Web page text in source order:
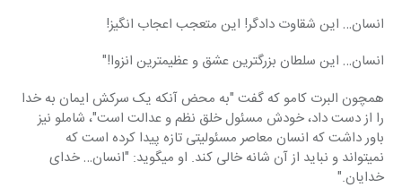
انسان… این شقاوت دادگر! این متعجب اعجاب انگیز!
انسان… این سلطان بزرگترین عشق و عظیمترین انزوا!"
همچون البرت کامو که گفت "به محض آنکه یک سرکش ایمان به خدا
را از دست داد، خودش مسئول خلق نظم و عدالت است"، شاملو نیز
باور داشت که انسان معاصر مسئولیتی تازه پیدا کرده است که
نمیتواند و نباید از آن شانه خالی کند. او میگوید: "انسان… خدای
خدایان."